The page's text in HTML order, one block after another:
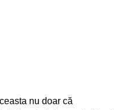
nu doar că